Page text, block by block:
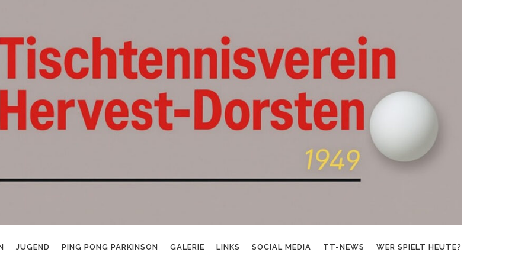
JUGEND PING PONG PARKINSON GALERIE LINKS SOCIAL MEDIA TT-NEWS WER SPIELT HEUTE?